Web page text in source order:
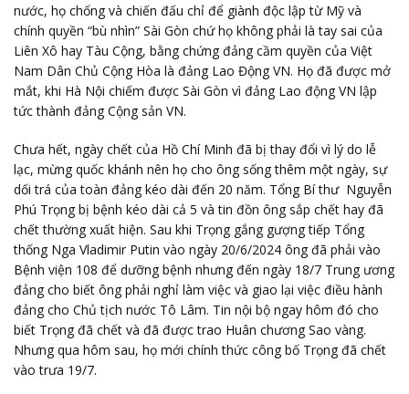
nước, họ chống và chiến đấu chỉ để giành độc lập từ Mỹ và
chính quyền “bù nhìn” Sài Gòn chứ họ không phải là tay sai của
Liên Xô hay Tàu Cộng, bằng chứng đảng cầm quyền của Việt
Nam Dân Chủ Cộng Hòa là đảng Lao Động VN. Họ đã được mở
mắt, khi Hà Nội chiếm được Sài Gòn vì đảng Lao động VN lập
tức thành đảng Cộng sản VN.
Chưa hết, ngày chết của Hồ Chí Minh đã bị thay đổi vì lý do lễ
lạc, mừng quốc khánh nên họ cho ông sống thêm một ngày, sự
dối trá của toàn đảng kéo dài đến 20 năm. Tổng Bí thư Nguyễn
Phú Trọng bị bệnh kéo dài cả 5 và tin đồn ông sắp chết hay đã
chết thường xuất hiện. Sau khi Trọng gắng gượng tiếp Tổng
thống Nga Vladimir Putin vào ngày 20/6/2024 ông đã phải vào
Bệnh viện 108 để dưỡng bệnh nhưng đến ngày 18/7 Trung ương
đảng cho biết ông phải nghỉ làm việc và giao lại việc điều hành
đảng cho Chủ tịch nước Tô Lâm. Tin nội bộ ngay hôm đó cho
biết Trọng đã chết và đã được trao Huân chương Sao vàng.
Nhưng qua hôm sau, họ mới chính thức công bố Trọng đã chết
vào trưa 19/7.